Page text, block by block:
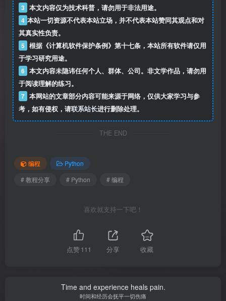
3 本文内容仅为技术科普，请勿用于非法用途。
4 本站一切资源不代表本站立场，并不代表本站赞同其观点和对
其真实性负责。
5 根据《计算机软件保护条例》第十七条，本站所有软件请仅用
于学习研究用途。
6 本文内容未隐讳任何个人、群体、公司。非文学作品，请勿用
于阅读理解的练习。
7 本网站的文章部分内容可能来源于网络，仅供大家学习与参
考，如有侵权，请联系站长进行删除处理。
THE END
编程
Python
# 教程分享
# Python # 编程
喜欢就支持一下吧！
点赞111 分享 收藏
Time and experience heals pain.
时间和经历会抚平一切伤痛